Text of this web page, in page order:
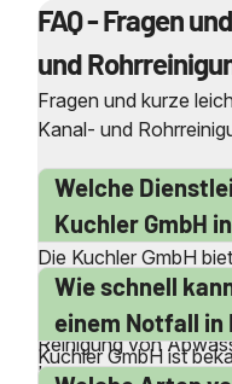
FAQ - Fragen
und
Fragen und kurze
Kanal- und
Welche
Kuchler GmbH
Die Kuchler GmbH
von
Rohrreinigung an.
Reinigung von
Keller sowie die
Wie schnell
einem Notfall in
Kuchler GmbH ist